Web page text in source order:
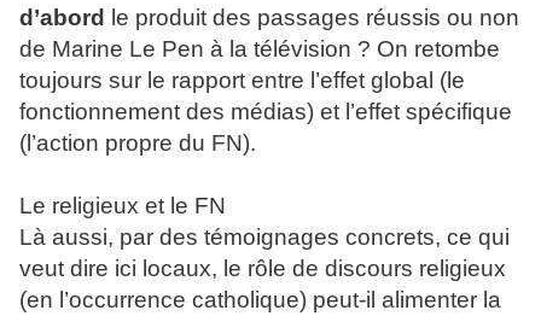
d’abord
le produit des passages réussis ou non
de Marine Le Pen à la télévision ? On retombe
toujours sur le rapport entre l’effet global (le
fonctionnement des médias) et l’effet spécifique
(l’action propre du FN).
Le religieux et le FN
Là aussi, par des témoignages concrets, ce qui
veut dire ici locaux, le rôle de discours religieux
(en l’occurrence catholique) peut-il alimenter la